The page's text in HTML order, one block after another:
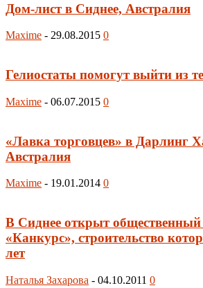
Дом-лист в Сиднее, Австралия
Maxime - 29.08.2015 0
Гелиостаты помогут выйти из
Maxime - 06.07.2015 0
«Лавка торговцев» в Дарлинг
Австралия
Maxime - 19.01.2014 0
В Сиднее открыт общественный
«Канкурс», строительство
лет
Наталья Захарова - 04.10.2011 0